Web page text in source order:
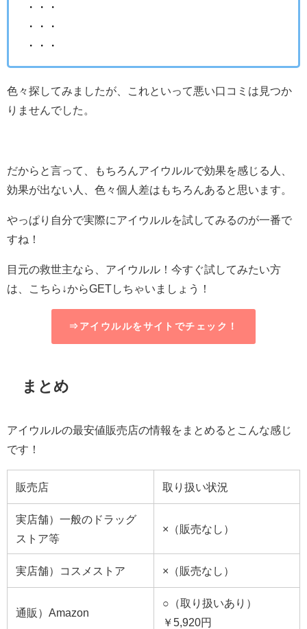
・・・
・・・
・・・
色々探してみましたが、これといって悪い口コミは見つか
りませんでした。
だからと言って、もちろんアイウルルで効果を感じる人、
効果が出ない人、色々個人差はもちろんあると思います。
やっぱり自分で実際にアイウルルを試してみるのが一番で
すね！
目元の救世主なら、アイウルル！今すぐ試してみたい方
は、こちら↓からGETしちゃいましょう！
⇒アイウルルをサイトでチェック！
まとめ
アイウルルの最安値販売店の情報をまとめるとこんな感じ
です！
販売店 取り扱い状況
実店舗）一般のドラッグ
ストア等
×（販売なし）
実店舗）コスメストア ×（販売なし）
通販）Amazon
○（取り扱いあり）
￥5,920円